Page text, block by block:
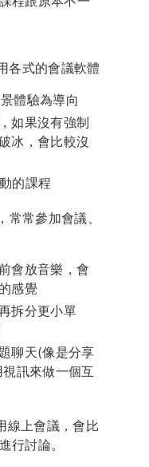
各式的會議軟體
體驗為導向
如果沒有強制
冰，會比較沒
的課程
常參加會議、
會放音樂，會
感覺
拆分更小單
聊天(像是分享
訊來做一個互
線上會議，會比
行討論。